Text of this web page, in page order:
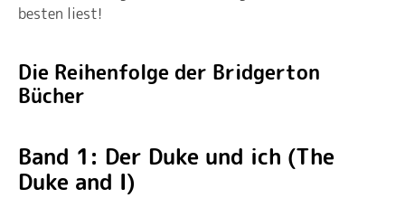
besten liest!
Die Reihenfolge der Bridgerton
Bücher
Band 1: Der Duke und ich (The
Duke and I)